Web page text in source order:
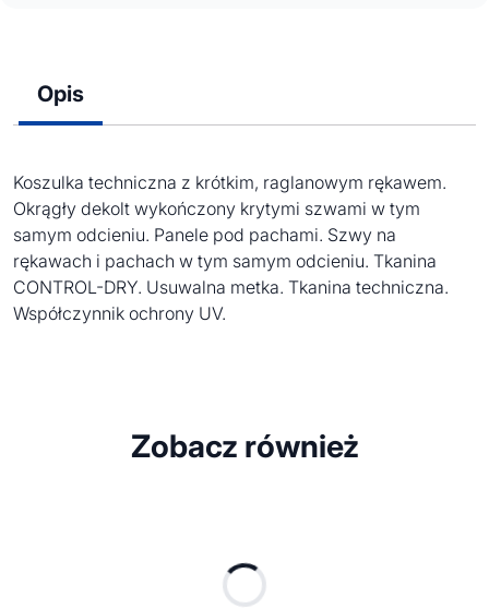
Opis
Koszulka techniczna z krótkim, raglanowym rękawem.
Okrągły dekolt wykończony krytymi szwami w tym
samym odcieniu. Panele pod pachami. Szwy na
rękawach i pachach w tym samym odcieniu. Tkanina
CONTROL-DRY. Usuwalna metka. Tkanina techniczna.
Współczynnik ochrony UV.
Zobacz również